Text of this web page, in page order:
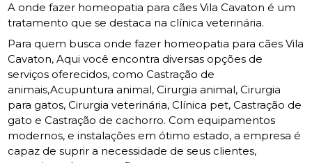
A onde fazer homeopatia para cães Vila Cavaton é um
tratamento que se destaca na clínica veterinária.
Para quem busca onde fazer homeopatia para cães Vila
Cavaton, Aqui você encontra diversas opções de
serviços oferecidos, como Castração de
animais,Acupuntura animal, Cirurgia animal, Cirurgia
para gatos, Cirurgia veterinária, Clínica pet, Castração de
gato e Castração de cachorro. Com equipamentos
modernos, e instalações em ótimo estado, a empresa é
capaz de suprir a necessidade de seus clientes,